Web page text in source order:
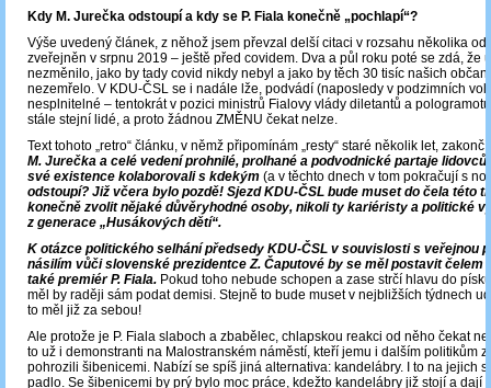
Kdy M. Jurečka odstoupí a kdy se P. Fiala konečně „pochlapí“?
Výše uvedený článek, z něhož jsem převzal delší citaci v rozsahu několika
zveřejněn v srpnu 2019 – ještě před covidem. Dva a půl roku poté se zdá, že
nezměnilo, jako by tady covid nikdy nebyl a jako by těch 30 tisíc našich
nezemřelo. V KDU-ČSL se i nadále lže, podvádí (naposledy v podzimních
nesplnitelné – tentokrát v pozici ministrů Fialovy vlády diletantů a
stále stejní lidé, a proto žádnou ZMĚNU čekat nelze.
Text tohoto „retro“ článku, v němž připomínám „resty“ staré několik let,
M. Jurečka a celé vedení prohnilé, prolhané a podvodnické partaje
své existence kolaborovali s kdekým (a v těchto dnech v tom pokračují s
odstoupí? Již včera bylo pozdě! Sjezd KDU-ČSL bude muset do čela této
konečně zvolit nějaké důvěryhodné osoby, nikoli ty kariéristy a politické
z generace „Husákových dětí“.
K otázce politického selhání předsedy KDU-ČSL v souvislosti s veřejnou
násilím vůči slovenské prezidentce Z. Čaputové by se měl postavit čelem
také premiér P. Fiala. Pokud toho nebude schopen a zase strčí hlavu do
měl by raději sám podat demisi. Stejně to bude muset v nejbližších týdnech
to měl již za sebou!
Ale protože je P. Fiala slaboch a zbabělec, chlapskou reakci od něho čekat
to už i demonstranti na Malostranském náměstí, kteří jemu i dalším politikům
pohrozili šibenicemi. Nabízí se spíš jiná alternativa: kandelábry. I to na jejich
padlo. Se šibenicemi by prý bylo moc práce, kdežto kandelábry již stojí a dají